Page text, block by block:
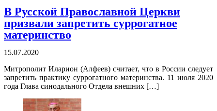
В Русской Православной Церкви
призвали запретить суррогатное
материнство
15.07.2020
Митрополит Иларион (Алфеев) считает, что в России следует
запретить практику суррогатного материнства. 11 июля 2020
года Глава синодального Отдела внешних […]